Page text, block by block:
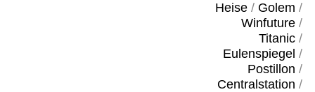
Heise/ Golem /
Winfuture/
Titanic/
Eulenspiegel /
Postillon /
Centralstation /